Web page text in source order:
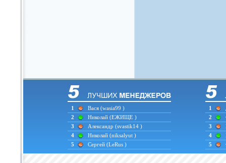
1 Вася (wasia99 )
2
Николай (ЕЖИЩЕ )
3
Александр (svastik14 )
4
Николай (niksalyut )
5
Сергей (LeRus )
1
2
3
4
5